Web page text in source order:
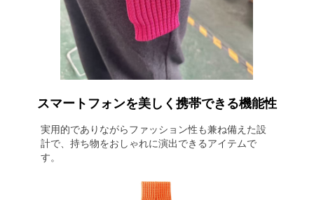
スマートフォンを美しく携帯できる機能性
実用的でありながらファッション性も兼ね備えた設
計で、持ち物をおしゃれに演出できるアイテムで
す。